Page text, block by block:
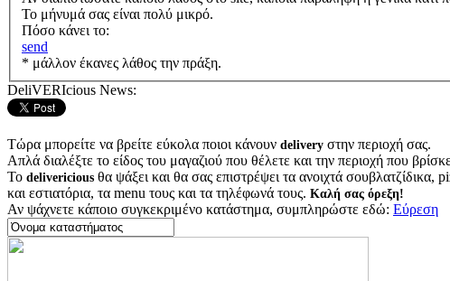
Το μήνυμά σας είναι πολύ μικρό.
Πόσο κάνει το:
send
* μάλλον έκανες λάθος την πράξη.
DeliVERIcious News:
Τώρα μπορείτε να βρείτε εύκολα ποιοι κάνουν delivery στην περιοχή σας.
Απλά διαλέξτε το είδος του μαγαζιού που θέλετε και την περιοχή που
Το delivericious θα ψάξει και θα σας επιστρέψει τα ανοιχτά σουβλατζίδικα,
και εστιατόρια, τα menu τους και τα τηλέφωνά τους. Καλή σας όρεξη!
Αν ψάχνετε κάποιο συγκεκριμένο κατάστημα, συμπληρώστε εδώ: Εύρεση